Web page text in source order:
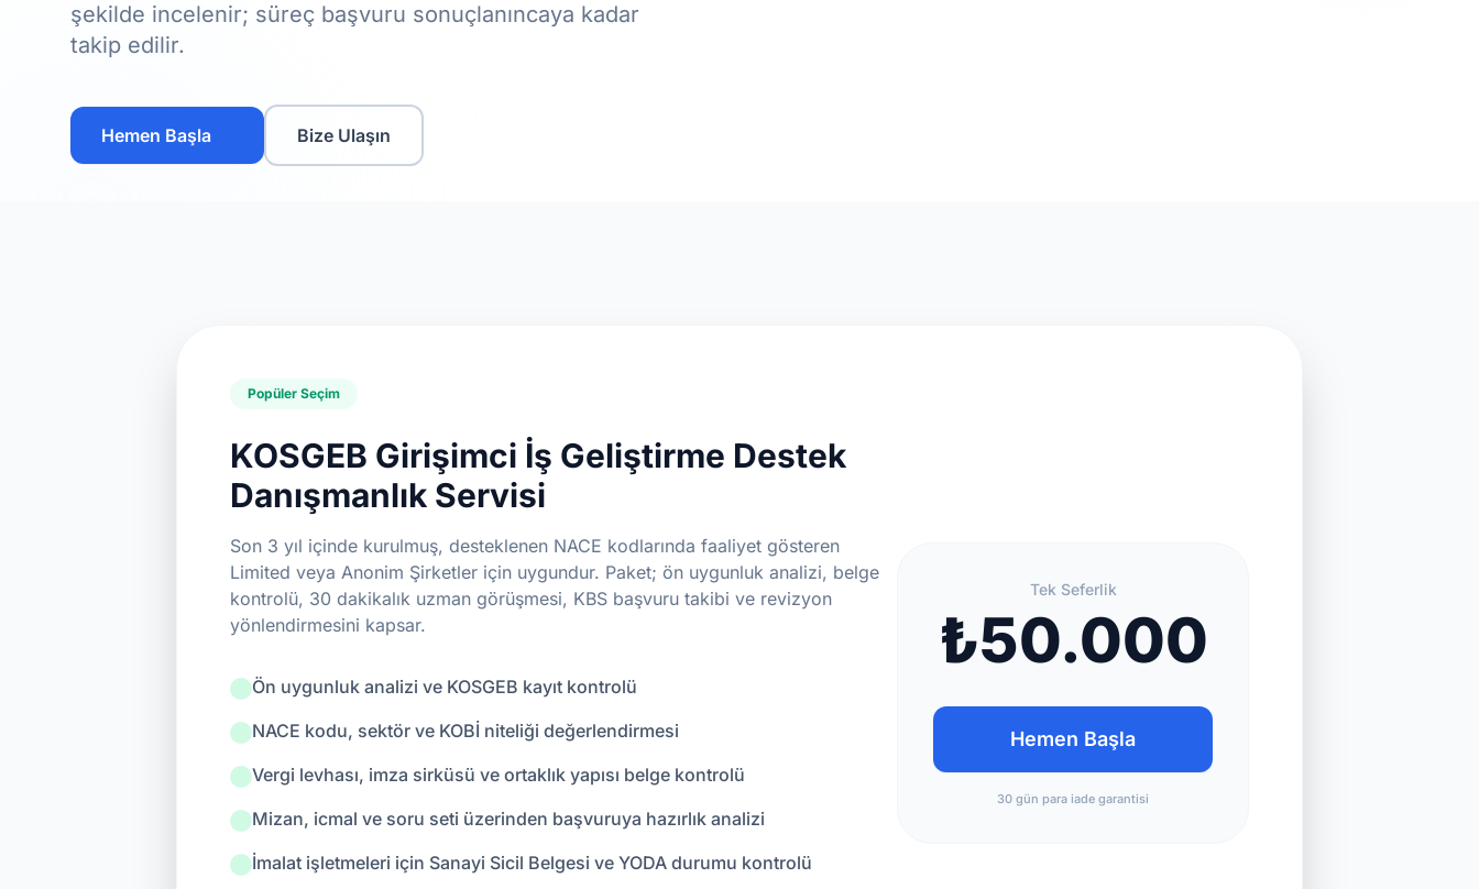
şekilde incelenir; süreç başvuru sonuçlanıncaya kadar
takip edilir.
Hemen Başla Bize Ulaşın
Popüler Seçim
KOSGEB Girişimci İş Geliştirme Destek
Danışmanlık Servisi
Son 3 yıl içinde kurulmuş, desteklenen NACE kodlarında faaliyet gösteren
Limited veya Anonim Şirketler için uygundur. Paket; ön uygunluk analizi, belge
kontrolü, 30 dakikalık uzman görüşmesi, KBS başvuru takibi ve revizyon
yönlendirmesini kapsar.
Ön uygunluk analizi ve KOSGEB kayıt kontrolü
NACE kodu, sektör ve KOBİ niteliği değerlendirmesi
Vergi levhası, imza sirküsü ve ortaklık yapısı belge kontrolü
Mizan, icmal ve soru seti üzerinden başvuruya hazırlık analizi
İmalat işletmeleri için Sanayi Sicil Belgesi ve YODA durumu kontrolü
Tek Seferlik
₺50.000
Hemen Başla
30 gün para iade garantisi